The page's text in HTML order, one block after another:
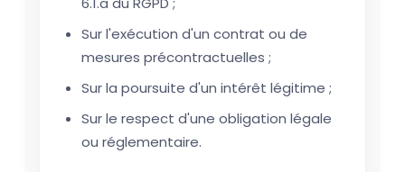
Sur l'exécution d'un contrat ou de
mesures précontractuelles ;
Sur la poursuite d'un intérêt légitime ;
Sur le respect d'une obligation légale
ou réglementaire.